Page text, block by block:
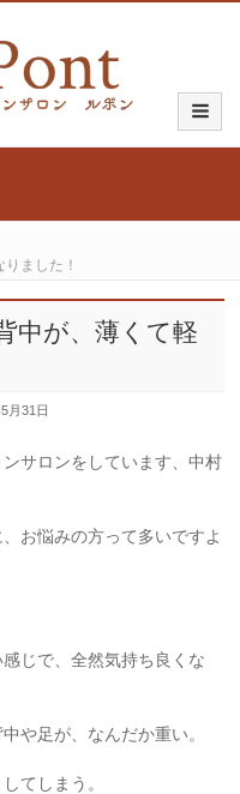
ました！
中が、薄くて軽
月31日
サロンをしています、中村
お悩みの方って多いですよ
じで、全然気持ち良くな
や足が、なんだか重い。
てしまう。